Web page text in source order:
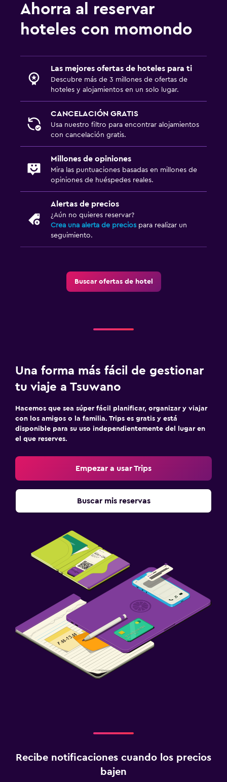
Ahorra al reservar
hoteles con momondo
Las mejores ofertas de hoteles para ti
Descubre más de 3 millones de ofertas de
hoteles y alojamientos en un solo lugar.
CANCELACIÓN GRATIS
Usa nuestro filtro para encontrar alojamientos
con cancelación gratis.
Millones de opiniones
Mira las puntuaciones basadas en millones de
opiniones de huéspedes reales.
Alertas de precios
¿Aún no quieres reservar?
Crea una alerta de precios para realizar un
seguimiento.
Buscar ofertas de hotel
Una forma más fácil de gestionar
tu viaje a Tsuwano
Hacemos que sea súper fácil planificar, organizar y viajar
con los amigos o la familia. Trips es gratis y está
disponible para su uso independientemente del lugar en
el que reserves.
Empezar a usar Trips
Buscar mis reservas
Recibe notificaciones cuando los precios
bajen